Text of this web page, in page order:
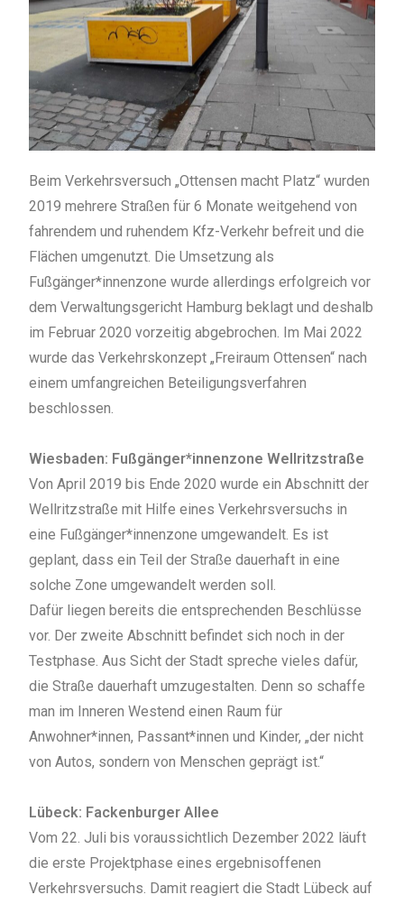
Beim Verkehrsversuch „Ottensen macht Platz“ wurden
2019 mehrere Straßen für 6 Monate weitgehend von
fahrendem und ruhendem Kfz-Verkehr befreit und die
Flächen umgenutzt. Die Umsetzung als
Fußgänger*innenzone wurde allerdings erfolgreich vor
dem Verwaltungsgericht Hamburg beklagt und deshalb
im Februar 2020 vorzeitig abgebrochen. Im Mai 2022
wurde das Verkehrskonzept „Freiraum Ottensen“ nach
einem umfangreichen Beteiligungsverfahren
beschlossen.
Wiesbaden: Fußgänger*innenzone Wellritzstraße
Von April 2019 bis Ende 2020 wurde ein Abschnitt der
Wellritzstraße mit Hilfe eines Verkehrsversuchs in
eine Fußgänger*innenzone umgewandelt. Es ist
geplant, dass ein Teil der Straße dauerhaft in eine
solche Zone umgewandelt werden soll.
Dafür liegen bereits die entsprechenden Beschlüsse
vor. Der zweite Abschnitt befindet sich noch in der
Testphase. Aus Sicht der Stadt spreche vieles dafür,
die Straße dauerhaft umzugestalten. Denn so schaffe
man im Inneren Westend einen Raum für
Anwohner*innen, Passant*innen und Kinder, „der nicht
von Autos, sondern von Menschen geprägt ist.“
Lübeck: Fackenburger Allee
Vom 22. Juli bis voraussichtlich Dezember 2022 läuft
die erste Projektphase eines ergebnisoffenen
Verkehrsversuchs. Damit reagiert die Stadt Lübeck auf